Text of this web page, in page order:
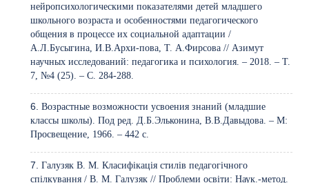
нейропсихологическими показателями детей младшего
школьного возраста и особенностями педагогического
общения в процессе их социальной адаптации /
А.Л.Бусыгина, И.В.Архи-пова, Т. А.Фирсова // Азимут
научных исследований: педагогика и психология. – 2018. – Т.
7, №4 (25). – С. 284-288.
Возрастные возможности усвоения знаний (младшие
классы школы). Под ред. Д.Б.Эльконина, В.В.Давыдова. – М:
Просвещение, 1966. – 442 с.
Галузяк В. М. Класифікація стилів педагогічного
спілкування / В. М. Галузяк // Проблеми освіти: Наук.-метод.